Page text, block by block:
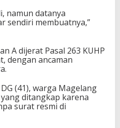
namun datanya
sendiri membuatnya,”
A dijerat Pasal 263 KUHP
dengan ancaman
(41), warga Magelang
ditangkap karena
surat resmi di